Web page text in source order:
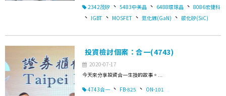
2342茂矽 、 5483中美晶 、 6488環球晶 、 8086宏捷科
、 IGBT 、 MOSFET 、 氮化鎵(GaN) 、 碳化矽(SiC)
投資檢討個案：合一(4743)
2020-07-17
今天來分享投資合一生技的故事。...
4743合一 、 FB-825 、 ON-101